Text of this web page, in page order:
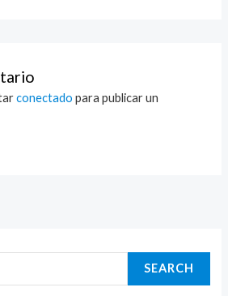
SEARCH
conectado para publicar un